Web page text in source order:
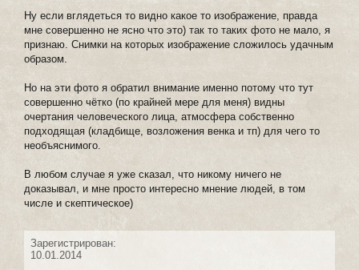
Ну если вглядеться то видно какое то изображение, правда
мне совершенно не ясно что это) так то таких фото не мало, я
признаю. Снимки на которых изображение сложилось удачным
образом.
Но на эти фото я обратил внимание именно потому что тут
совершенно чётко (по крайней мере для меня) видны
очертания человеческого лица, атмосфера собственно
подходящая (кладбище, возложения венка и тп) для чего то
необъяснимого.
В любом случае я уже сказал, что никому ничего не
доказывал, и мне просто интересно мнение людей, в том
числе и скептическое)
Зарегистрирован:
10.01.2014